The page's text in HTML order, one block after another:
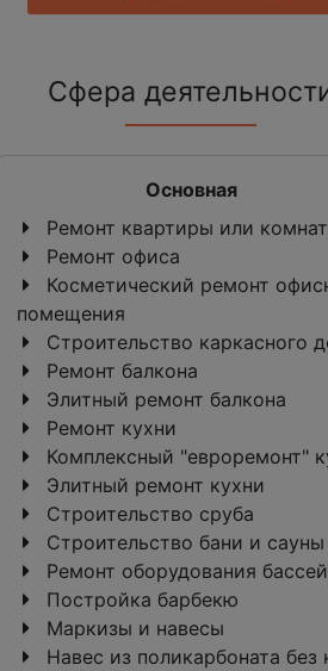
Сфера
Основная
Ремонт квартиры или
Ремонт офиса
Косметический ремонт
помещения
Строительство каркасного
Ремонт балкона
Элитный ремонт балкона
Ремонт кухни
Комплексный "евроремонт"
Элитный ремонт кухни
Строительство сруба
Строительство бани и сауны
Ремонт оборудования
Постройка барбекю
Маркизы и навесы
Навес из поликарбоната без